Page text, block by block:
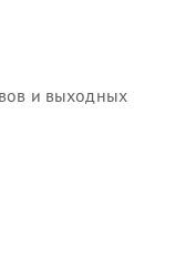
и выходных